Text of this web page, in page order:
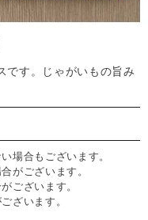
です。じゃがいもの旨み
場合もございます。
がございます。
ございます。
ざいます。